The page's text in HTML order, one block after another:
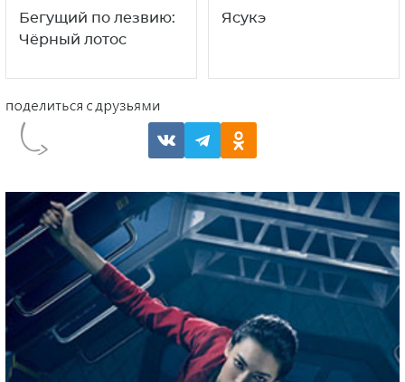
Бегущий по лезвию:
Чёрный лотос
Ясукэ